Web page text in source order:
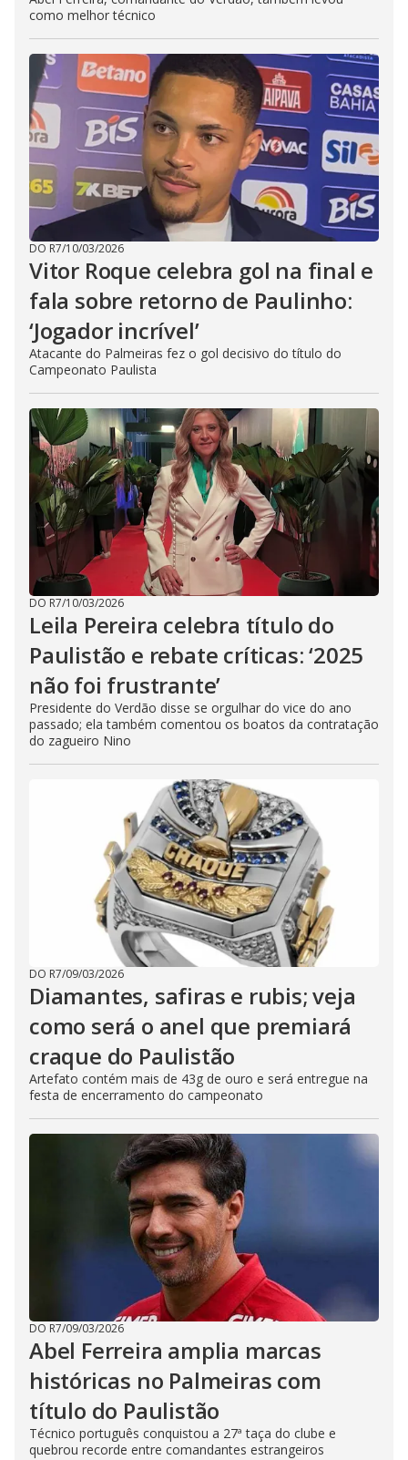
como melhor técnico
DO R7/10/03/2026
Vitor Roque celebra gol na final e
fala sobre retorno de Paulinho:
‘Jogador incrível’
Atacante do Palmeiras fez o gol decisivo do título do
Campeonato Paulista
DO R7/10/03/2026
Leila Pereira celebra título do
Paulistão e rebate críticas: ‘2025
não foi frustrante’
Presidente do Verdão disse se orgulhar do vice do ano
passado; ela também comentou os boatos da contratação
do zagueiro Nino
DO R7/09/03/2026
Diamantes, safiras e rubis; veja
como será o anel que premiará
craque do Paulistão
Artefato contém mais de 43g de ouro e será entregue na
festa de encerramento do campeonato
DO R7/09/03/2026
Abel Ferreira amplia marcas
históricas no Palmeiras com
título do Paulistão
Técnico português conquistou a 27ª taça do clube e
quebrou recorde entre comandantes estrangeiros